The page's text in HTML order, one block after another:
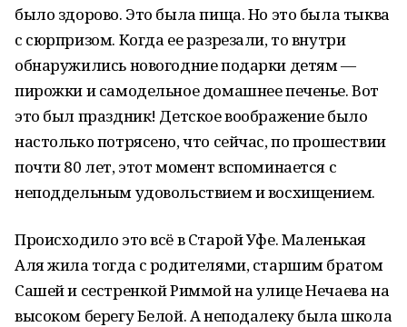
было здорово. Это была пища. Но это была тыква
с сюрпризом. Когда ее разрезали, то внутри
обнаружились новогодние подарки детям —
пирожки и самодельное домашнее печенье. Вот
это был праздник! Детское воображение было
настолько потрясено, что сейчас, по прошествии
почти 80 лет, этот момент вспоминается с
неподдельным удовольствием и восхищением.
Происходило это всё в Старой Уфе. Маленькая
Аля жила тогда с родителями, старшим братом
Сашей и сестренкой Риммой на улице Нечаева на
высоком берегу Белой. А неподалеку была школа